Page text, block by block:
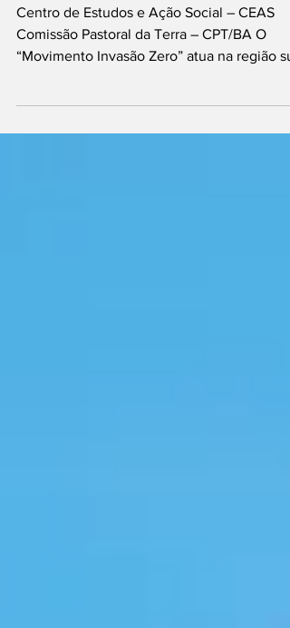
Centro de Estudos e Ação Social – CEAS
Comissão Pastoral da Terra – CPT/BA O
da Bahia desde...